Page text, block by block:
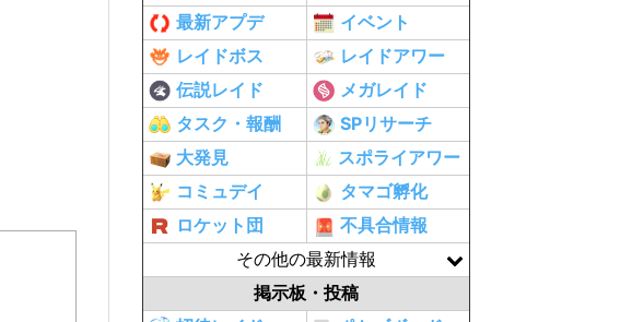
最新アプデ
イベント
レイドボス
レイドアワー
伝説レイド
メガレイド
タスク・報酬
SPリサーチ
大発見
スポライアワー
コミュデイ
タマゴ孵化
ロケット団
不具合情報
その他の最新情報
掲示板・投稿